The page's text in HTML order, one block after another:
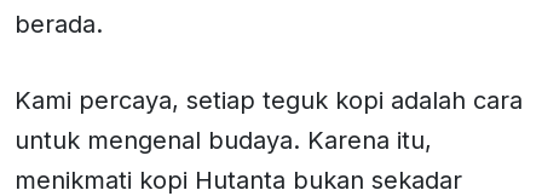
berada.
Kami percaya, setiap teguk kopi adalah cara
untuk mengenal budaya. Karena itu,
menikmati kopi Hutanta bukan sekadar